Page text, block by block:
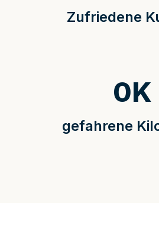
Zufriedene
gefahrene
0K